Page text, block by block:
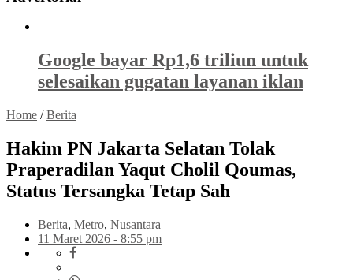
Google bayar Rp1,6 triliun untuk
selesaikan gugatan layanan iklan
Home /Berita
Hakim PN Jakarta Selatan Tolak
Praperadilan Yaqut Cholil Qoumas,
Status Tersangka Tetap Sah
Berita, Metro, Nusantara
11 Maret 2026 - 8:55 pm